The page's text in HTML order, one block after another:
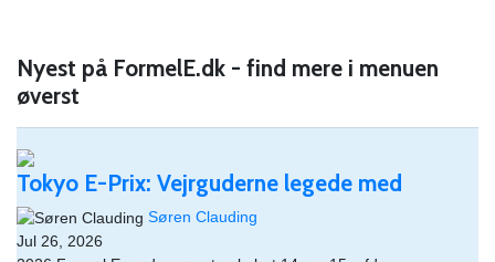
Nyest på FormelE.dk - find mere i menuen
øverst
Tokyo E-Prix: Vejrguderne legede med
Søren Clauding
Jul 26, 2026